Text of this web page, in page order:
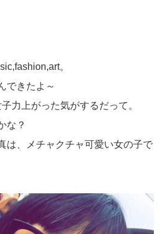
。
できたよ～
力上がった気がするだって。
な？
は、メチャクチャ可愛い女の子で